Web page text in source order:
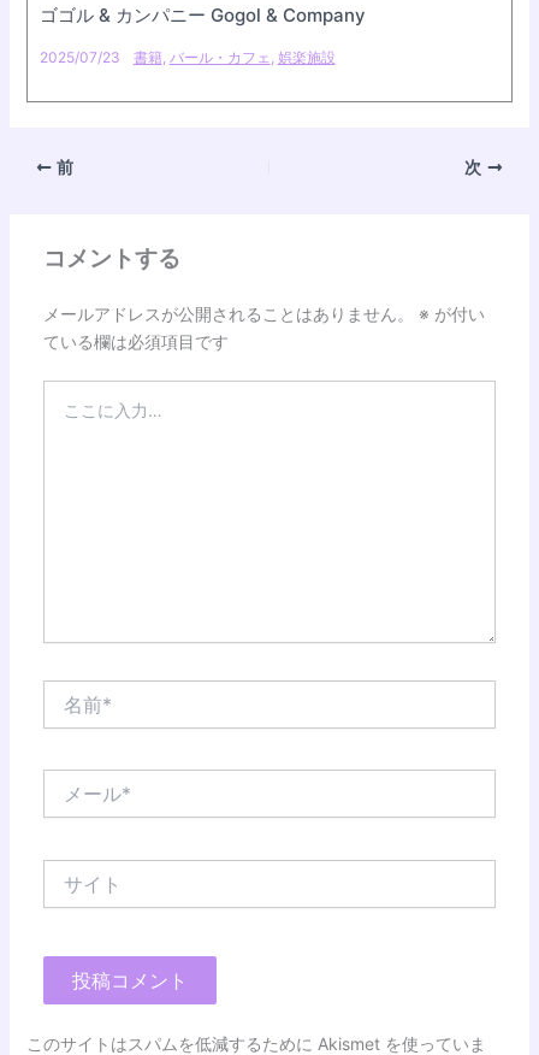
ゴゴル & カンパニー Gogol & Company
2025/07/23 書籍, バール・カフェ 娯楽施設
前 次
コメントする
メールアドレスが公開されることはありません。 ※ が付い
ている欄は必須項目です
このサイトはスパムを低減するために Akismet を使っていま